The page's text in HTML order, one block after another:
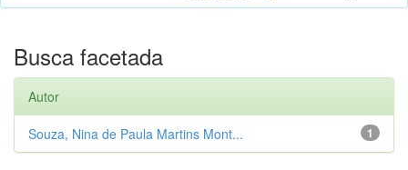
Busca facetada
Autor
1
Souza, Nina de Paula Martins Mont...